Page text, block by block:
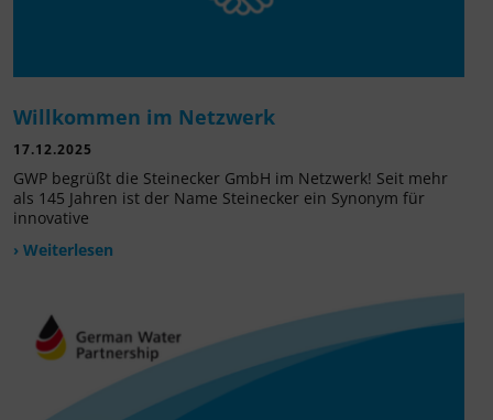
Willkommen im Netzwerk
17.12.2025
GWP begrüßt die Steinecker GmbH im Netzwerk! Seit mehr
als 145 Jahren ist der Name Steinecker ein Synonym für
innovative
› Weiterlesen